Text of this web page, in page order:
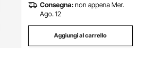
Consegna:non appena Mer.
Ago. 12
Aggiungi al carrello